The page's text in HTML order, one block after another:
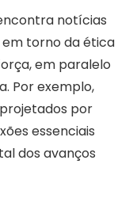
notícias
torno da ética
em paralelo
Por exemplo,
por
essenciais
dos avanços